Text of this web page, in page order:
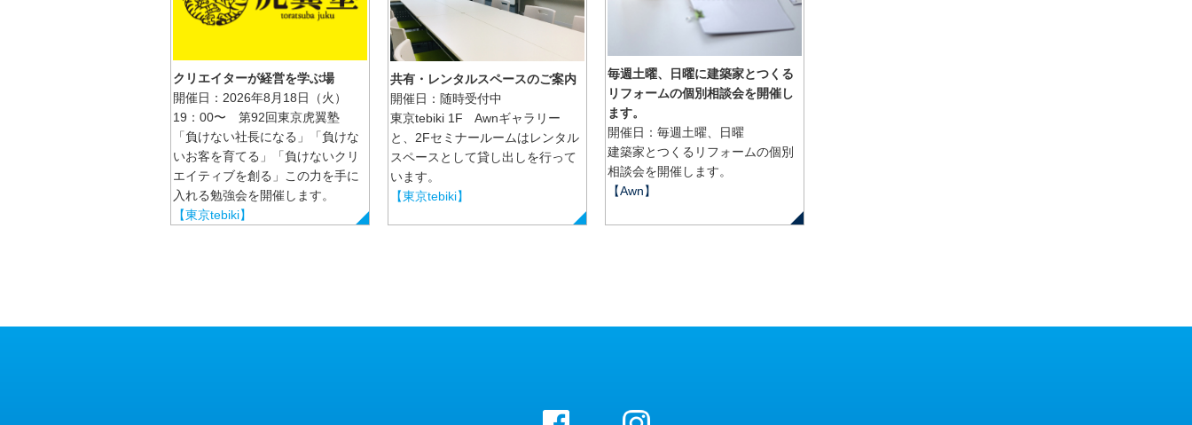
クリエイターが経営を学ぶ場
開催日：2026年8月18日（火）
19：00〜 第92回東京虎翼塾
「負けない社長になる」「負けな
いお客を育てる」「負けないクリ
エイティブを創る」この力を手に
入れる勉強会を開催します。
【東京tebiki】
共有・レンタルスペースのご案内
開催日：随時受付中
東京tebiki 1F Awnギャラリー
と、2Fセミナールームはレンタル
スペースとして貸し出しを行って
います。
【東京tebiki】
毎週土曜、日曜に建築家とつくる
リフォームの個別相談会を開催し
ます。
開催日：毎週土曜、日曜
建築家とつくるリフォームの個別
相談会を開催します。
【Awn】